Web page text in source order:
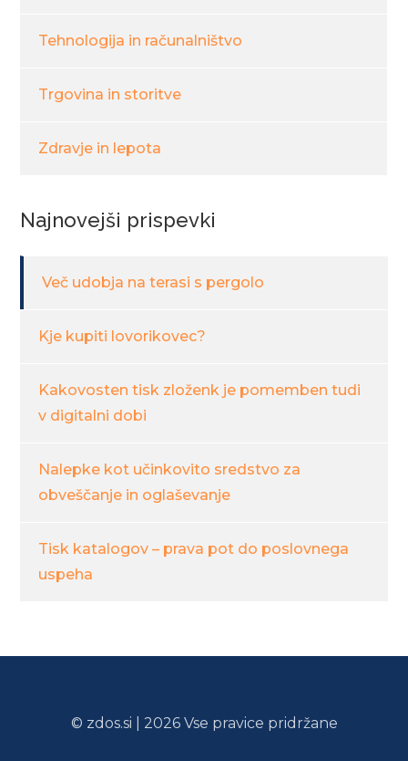
Tehnologija in računalništvo
Trgovina in storitve
Zdravje in lepota
Najnovejši prispevki
Več udobja na terasi s pergolo
Kje kupiti lovorikovec?
Kakovosten tisk zloženk je pomemben tudi
v digitalni dobi
Nalepke kot učinkovito sredstvo za
obveščanje in oglaševanje
Tisk katalogov – prava pot do poslovnega
uspeha
© zdos.si | 2026 Vse pravice pridržane